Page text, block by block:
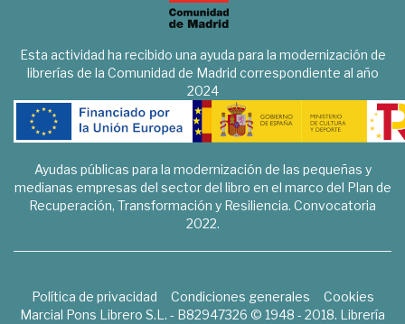
Esta actividad ha recibido una ayuda para la modernización de
librerías de la Comunidad de Madrid correspondiente al año
2024
Ayudas públicas para la modernización de las pequeñas y
medianas empresas del sector del libro en el marco del Plan de
Recuperación, Transformación y Resiliencia. Convocatoria
2022.
Política de privacidad Condiciones generales
Cookies
Marcial Pons Librero S.L. - B82947326 © 1948 - 2018. Librería